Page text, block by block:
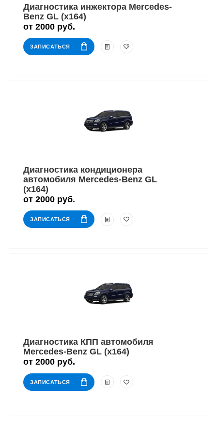
Диагностика инжектора Mercedes-
Benz GL (x164)
от 2000 руб.
ЗАПИСАТЬСЯ
Диагностика кондиционера
автомобиля Mercedes-Benz GL
(x164)
от 2000 руб.
ЗАПИСАТЬСЯ
Диагностика КПП автомобиля
Mercedes-Benz GL (x164)
от 2000 руб.
ЗАПИСАТЬСЯ